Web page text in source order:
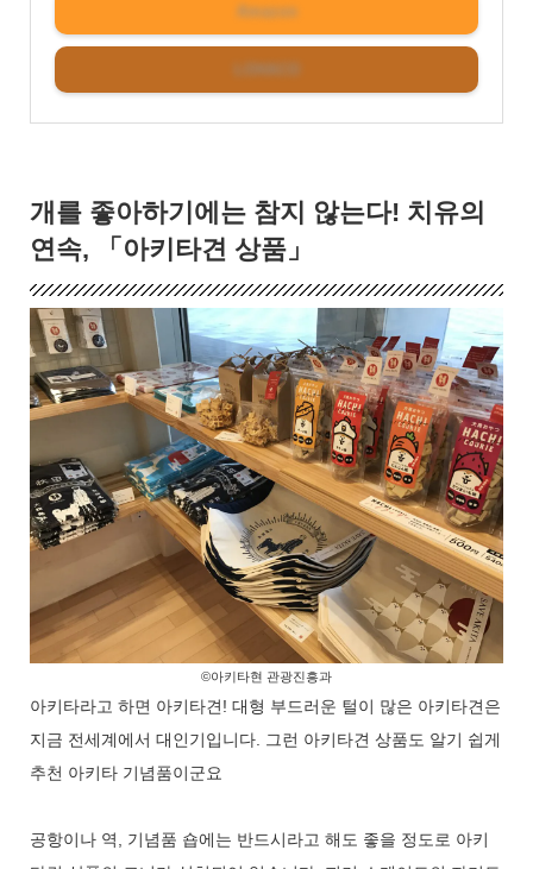
Amazon
개를 좋아하기에는 참지 않는다! 치유의
연속, 「아키타견 상품」
©아키타현 관광진흥과
아키타라고 하면 아키타견! 대형 부드러운 털이 많은 아키타견은
지금 전세계에서 대인기입니다. 그런 아키타견 상품도 알기 쉽게
추천 아키타 기념품이군요
공항이나 역, 기념품 숍에는 반드시라고 해도 좋을 정도로 아키